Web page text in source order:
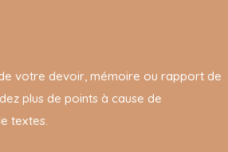
votre devoir, mémoire ou rapport de
plus de points à cause de
textes.